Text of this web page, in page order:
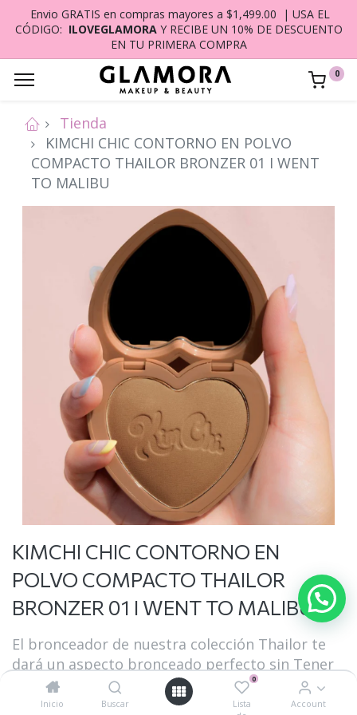
Inicio Buscar
0
Lista
Account
Envio GRATIS en compras mayores a $1,499.00 | USA EL
CÓDIGO: ILOVEGLAMORA Y RECIBE UN 10% DE DESCUENTO
EN TU PRIMERA COMPRA
0
Tienda
KIMCHI CHIC CONTORNO EN POLVO
COMPACTO THAILOR BRONZER 01 I WENT
TO MALIBU
KIMCHI CHIC CONTORNO EN
POLVO COMPACTO THAILOR
BRONZER 01 I WENT TO MALIBU
El bronceador de nuestra colección Thailor te
dará un aspecto bronceado perfecto sin Tener
que salir de casa. Peso neto: 9 g (0,317 oz)